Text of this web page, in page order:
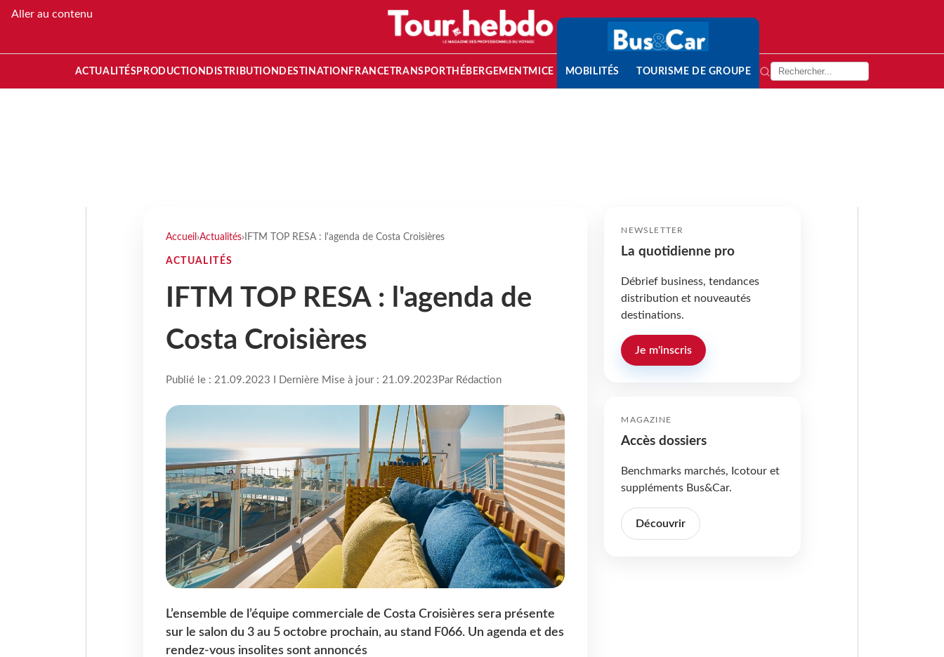
Aller au contenu
ACTUALITÉS PRODUCTION DISTRIBUTION DESTINATION FRANCETRANSPORT HÉBERGEMENTMICE MOBILITÉS TOURISME DE GROUPE
Accueil ›Actualités› IFTM TOP RESA : l'agenda de Costa Croisières
ACTUALITÉS
IFTM TOP RESA : l'agenda de
Costa Croisières
Publié le : 21.09.2023 I Dernière Mise à jour : 21.09.2023 Par Rédaction
L’ensemble de l’équipe commerciale de Costa Croisières sera présente
sur le salon du 3 au 5 octobre prochain, au stand F066. Un agenda et des
rendez-vous insolites sont annoncés
NEWSLETTER
La quotidienne pro
Débrief business, tendances
distribution et nouveautés
destinations.
Je m'inscris
MAGAZINE
Accès dossiers
Benchmarks marchés, Icotour et
suppléments Bus&Car.
Découvrir